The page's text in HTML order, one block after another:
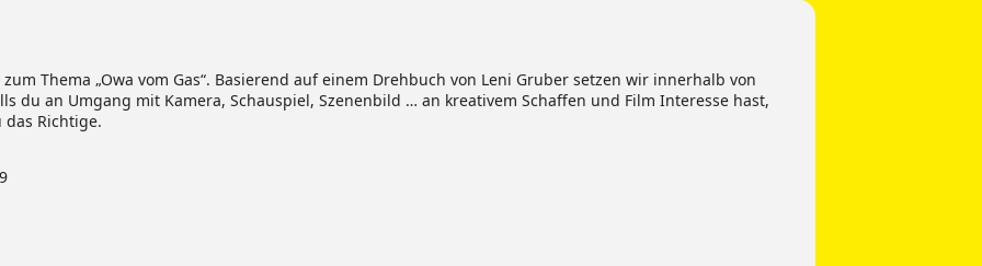
Thema „Owa vom Gas“. Basierend auf einem Drehbuch von Leni Gruber setzen wir innerhalb von
du an Umgang mit Kamera, Schauspiel, Szenenbild … an kreativem Schaffen und Film Interesse hast,
Richtige.